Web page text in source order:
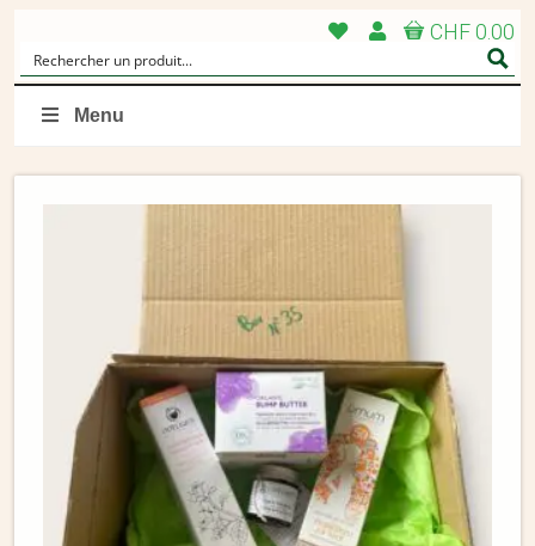
CHF 0.00
Menu